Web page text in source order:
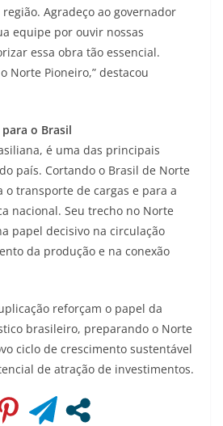
Agradeço ao governador
equipe por ouvir nossas
essa obra tão essencial.
Norte Pioneiro,” destacou
o Brasil
é uma das principais
país. Cortando o Brasil de Norte
o transporte de cargas e para a
nacional. Seu trecho no Norte
papel decisivo na circulação
da produção e na conexão
reforçam o papel da
brasileiro, preparando o Norte
ciclo de crescimento sustentável
de atração de investimentos.